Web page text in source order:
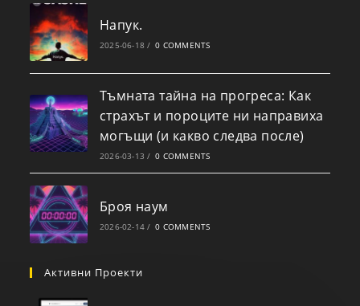
Напук.
2025-06-18 / 0 COMMENTS
Тъмната тайна на прогреса: Как
страхът и пороците ни направиха
могъщи (и какво следва после)
2026-03-13 / 0 COMMENTS
Броя наум
2026-02-14 / 0 COMMENTS
Активни Проекти